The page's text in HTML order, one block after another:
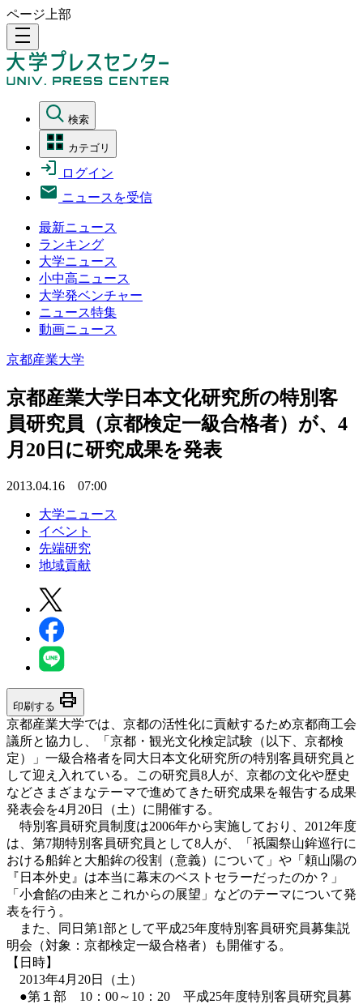
ページ上部
density_medium
検索
カテゴリ
ログイン
ニュースを受信
最新ニュース
ランキング
大学ニュース
小中高ニュース
大学発ベンチャー
ニュース特集
動画ニュース
京都産業大学
京都産業大学日本文化研究所の特別客
員研究員（京都検定一級合格者）が、4
月20日に研究成果を発表
2013.04.16 07:00
大学ニュース
イベント
先端研究
地域貢献
印刷する print
京都産業大学では、京都の活性化に貢献するため京都商工会
議所と協力し、「京都・観光文化検定試験（以下、京都検
定）」一級合格者を同大日本文化研究所の特別客員研究員と
して迎え入れている。この研究員8人が、京都の文化や歴史
などさまざまなテーマで進めてきた研究成果を報告する成果
発表会を4月20日（土）に開催する。
特別客員研究員制度は2006年から実施しており、2012年度
は、第7期特別客員研究員として8人が、「祇園祭山鉾巡行に
おける船鉾と大船鉾の役割（意義）について」や「頼山陽の
『日本外史』は本当に幕末のベストセラーだったのか？」
「小倉餡の由来とこれからの展望」などのテーマについて発
表を行う。
また、同日第1部として平成25年度特別客員研究員募集説
明会（対象：京都検定一級合格者）も開催する。
【日時】
2013年4月20日（土）
●第１部 10：00～10：20 平成25年度特別客員研究員募